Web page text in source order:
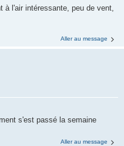
à l'air intéressante, peu de vent,
Aller au message
s'est passé la semaine
Aller au message